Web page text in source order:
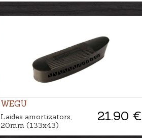
WEGU
21.90 €
Laides amortizators,
20mm (133x43)